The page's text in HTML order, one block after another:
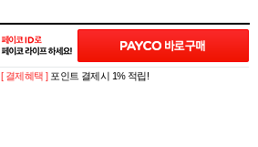
[ 결제혜택 ] 포인트 결제시 1% 적립!